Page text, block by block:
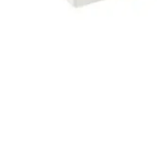
kompakt tasarımıyla ofis ve